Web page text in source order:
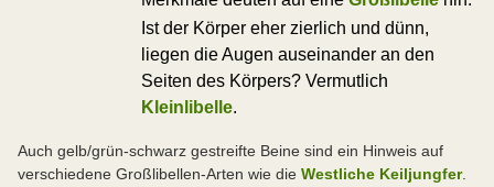
Ist der Körper eher zierlich und dünn,
liegen die Augen auseinander an den
Seiten des Körpers? Vermutlich
Kleinlibelle.
Auch gelb/grün-schwarz gestreifte Beine sind ein Hinweis auf
verschiedene Großlibellen-Arten wie die Westliche Keiljungfer.